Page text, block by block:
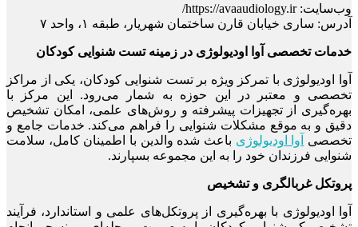
وب‌سایت: https://avaaudiology.ir/
آدرس: ساری خیابان قارن ساختمان شهریار، طبقه ۱، واحد ۷
خدمات تخصصی آوا اودیولوژی در زمینه تست شنوایی کودکان
آوا اودیولوژی با تمرکز ویژه بر تست شنوایی کودکان، یکی از مراکز
تخصصی و معتبر در این حوزه به شمار می‌رود. این مرکز با
بهره‌گیری از تجهیزات پیشرفته و روش‌های علمی، امکان تشخیص
دقیق و به موقع مشکلات شنوایی را فراهم می‌کند. خدمات جامع و
تخصصی
آوا اودیولوژی باعث شده والدین با اطمینان کامل، سلامت
شنوایی فرزندان خود را به این مجموعه بسپارند.
پروتکل غربالگری و تشخیص
آوا اودیولوژی با بهره‌گیری از پروتکل‌های علمی و استاندارد، فرآیند